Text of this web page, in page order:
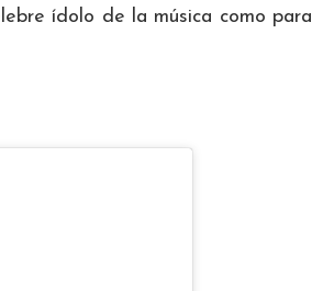
ídolo de la música como para